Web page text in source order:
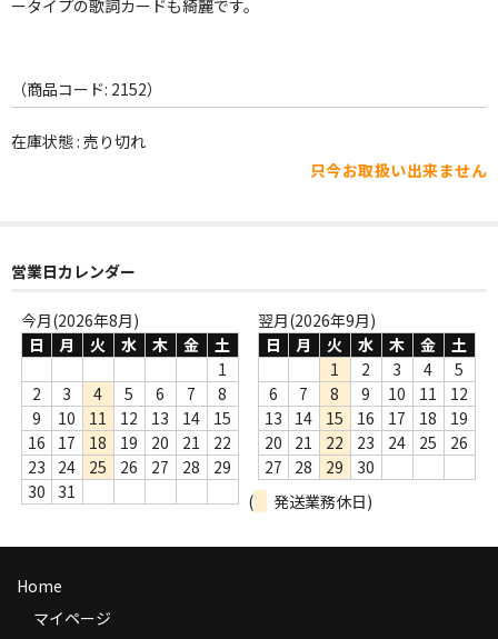
ROCK
WORLD
その他
Webのみ no.2
Webのみ no.3
Webのみ no.4
売り切れ
商品の発送
ータイプの歌詞カードも綺麗です。
（商品コード: 2152）
在庫状態 : 売り切れ
只今お取扱い出来ません
営業日カレンダー
今月(2026年8月)
日
月 火 水 木 金
土
1
2
3 4 5 6 7
8
9
10 11 12 13 14
15
16
17 18 19 20 21
22
23
24 25 26 27 28
29
30
31
翌月(2026年9月)
日
月 火 水 木 金
土
1
2 3 4
5
6
7 8 9 10 11
12
13
14 15 16 17 18
19
20
21 22 23 24 25
26
27
28 29
30
(
発送業務休日)
Home
マイページ